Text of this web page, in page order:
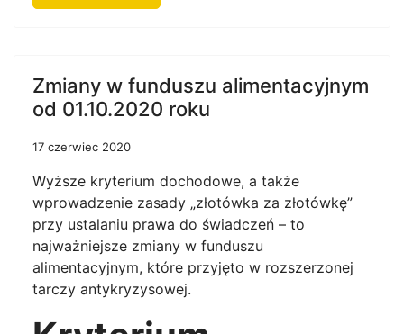
Zmiany w funduszu alimentacyjnym
od 01.10.2020 roku
17 czerwiec 2020
Wyższe kryterium dochodowe, a także
wprowadzenie zasady „złotówka za złotówkę”
przy ustalaniu prawa do świadczeń – to
najważniejsze zmiany w funduszu
alimentacyjnym, które przyjęto w rozszerzonej
tarczy antykryzysowej.